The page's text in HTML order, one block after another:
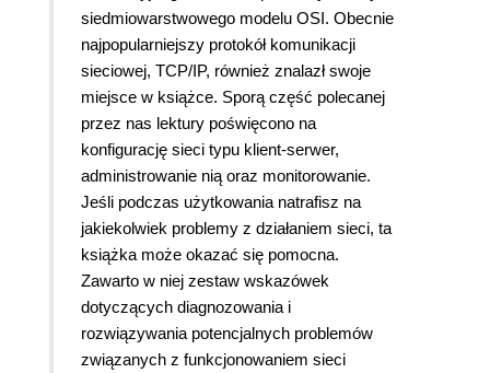
siedmiowarstwowego modelu OSI. Obecnie
najpopularniejszy protokół komunikacji
sieciowej, TCP/IP, również znalazł swoje
miejsce w książce. Sporą część polecanej
przez nas lektury poświęcono na
konfigurację sieci typu klient-serwer,
administrowanie nią oraz monitorowanie.
Jeśli podczas użytkowania natrafisz na
jakiekolwiek problemy z działaniem sieci, ta
książka może okazać się pomocna.
Zawarto w niej zestaw wskazówek
dotyczących diagnozowania i
rozwiązywania potencjalnych problemów
związanych z funkcjonowaniem sieci